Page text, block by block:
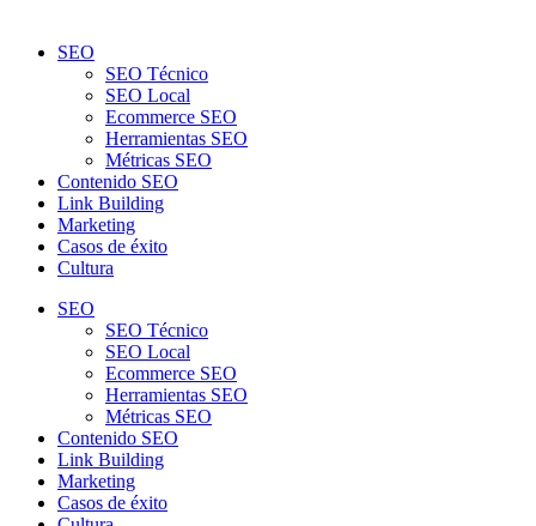
SEO
SEO Técnico
SEO Local
Ecommerce SEO
Herramientas SEO
Métricas SEO
Contenido SEO
Link Building
Marketing
Casos de éxito
Cultura
SEO
SEO Técnico
SEO Local
Ecommerce SEO
Herramientas SEO
Métricas SEO
Contenido SEO
Link Building
Marketing
Casos de éxito